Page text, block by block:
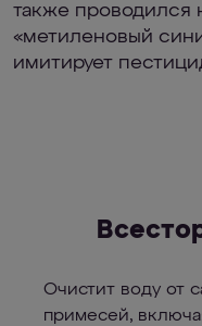
также проводился
«метиленовый
имитирует
Очистит воду от
примесей,